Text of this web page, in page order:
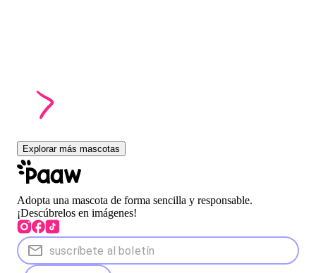
Explorar más mascotas
Adopta una mascota de forma sencilla y responsable.
¡Descúbrelos en imágenes!